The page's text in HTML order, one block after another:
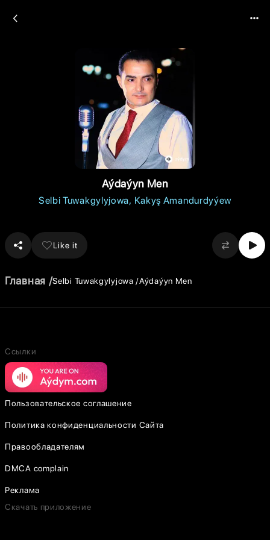
Aýdaýyn Men
Selbi Tuwakgylyjowa Kakyş Amandurdyýew
Like it
Главная Selbi Tuwakgylyjowa Aýdaýyn Men
Ссылки
Пользовательское соглашение
Политика конфиденциальности Сайта
Правообладателям
DMCA complain
Реклама
Скачать приложение